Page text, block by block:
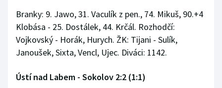
Branky: 9. Jawo, 31. Vaculík z pen., 74. Mikuš, 90.+4
Klobása - 25. Dostálek, 44. Krčál. Rozhodčí:
Vojkovský - Horák, Hurych. ŽK: Tijani - Sulík,
Janoušek, Sixta, Vencl, Ujec. Diváci: 1142.
Ústí nad Labem - Sokolov 2:2 (1:1)